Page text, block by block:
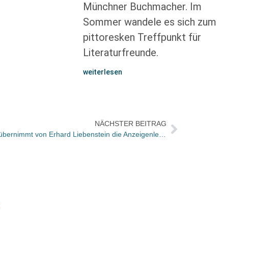
Münchner Buchmacher. Im
Sommer wandele es sich zum
pittoresken Treffpunkt für
Literaturfreunde.
weiterlesen
NÄCHSTER BEITRAG